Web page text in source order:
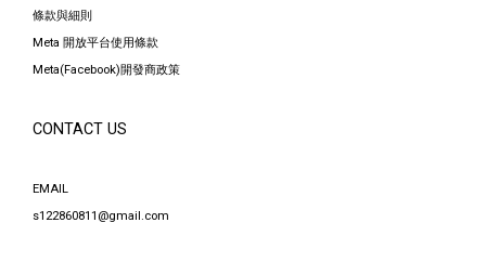
條款與細則
Meta 開放平台使用條款
Meta(Facebook)開發商政策
CONTACT US
EMAIL
s122860811@gmail.com